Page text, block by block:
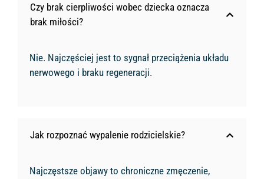
Czy brak cierpliwości wobec dziecka oznacza
brak miłości?
Nie. Najczęściej jest to sygnał przeciążenia układu
nerwowego i braku regeneracji.
Jak rozpoznać wypalenie rodzicielskie?
Najczęstsze objawy to chroniczne zmęczenie,